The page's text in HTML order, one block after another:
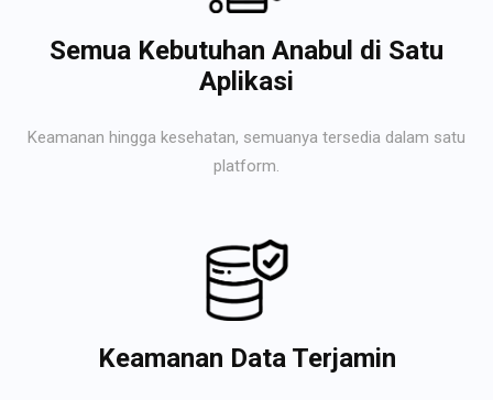
Semua Kebutuhan Anabul di Satu
Aplikasi
Keamanan hingga kesehatan, semuanya tersedia dalam satu
platform.
Keamanan Data Terjamin